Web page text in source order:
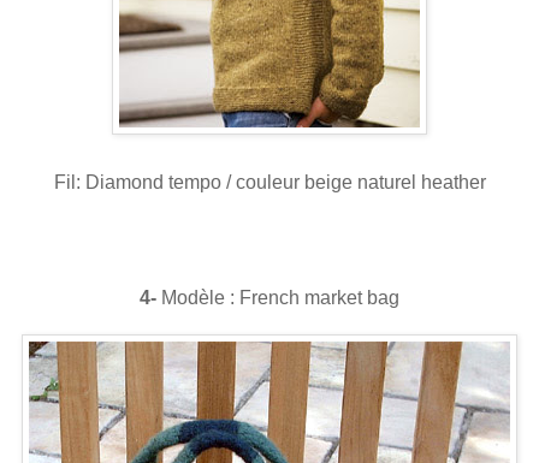
Fil: Diamond tempo / couleur beige naturel heather
4- Modèle : French market bag